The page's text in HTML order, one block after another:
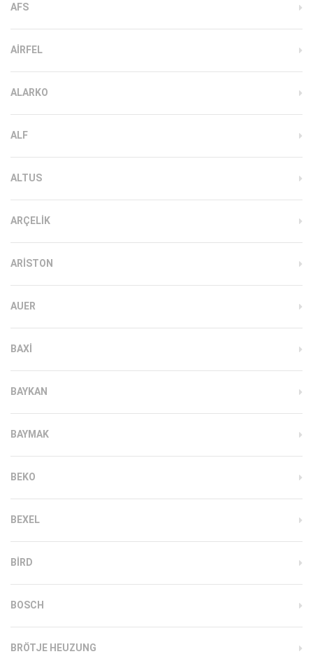
AFS
AIRFEL
ALARKO
ALF
ALTUS
ARÇELIK
ARISTON
AUER
BAXI
BAYKAN
BAYMAK
BEKO
BEXEL
BIRD
BOSCH
BRÖTJE HEUZUNG